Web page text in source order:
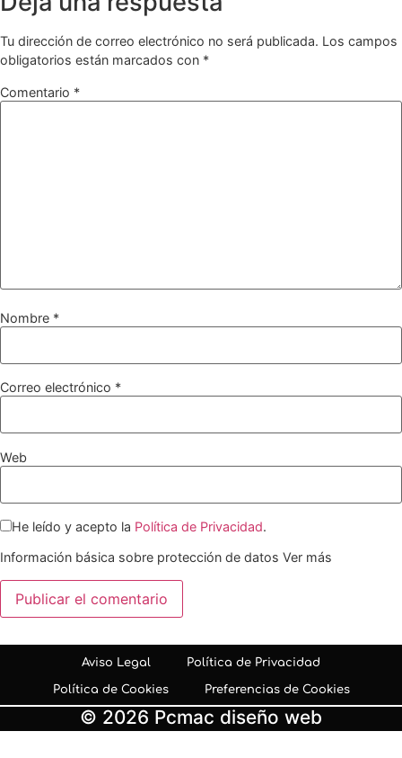
Tu dirección de correo electrónico no será publicada. Los campos
obligatorios están marcados con *
Comentario *
Nombre *
Correo electrónico *
Web
He leído y acepto la Política de Privacidad.
Información básica sobre protección de datos Ver más
Aviso Legal Política de Privacidad
Política de Cookies Preferencias de Cookies
© 2026 Pcmac diseño web